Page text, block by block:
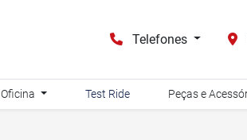
Telefones
Oficina Test Ride Peças e